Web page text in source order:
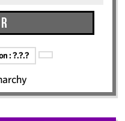
:?.?.?